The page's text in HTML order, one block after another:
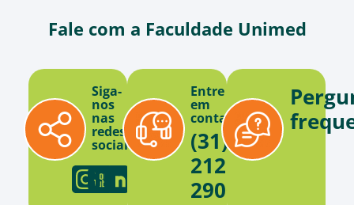
Fale com a Faculdade Unimed
Siga-
nos
nas
redes
sociais
Entre
em
contato
(31)
2121-
2900